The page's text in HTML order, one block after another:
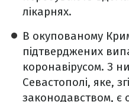
лікарнях.
В окупованому
підтверджених
коронавірусом. З
Севастополі, яке,
законодавством, є